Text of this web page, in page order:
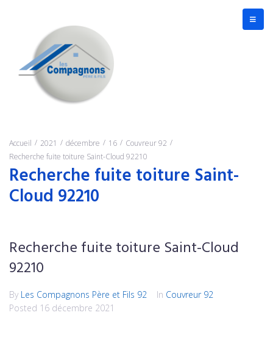
Recherche fuite toiture Saint-
Cloud 92210
Accueil / 2021 / décembre / 16 / Couvreur 92 /
Recherche fuite toiture Saint-Cloud 92210
Recherche fuite toiture Saint-Cloud
92210
By Les Compagnons Père et Fils 92 In Couvreur 92
Posted 16 décembre 2021